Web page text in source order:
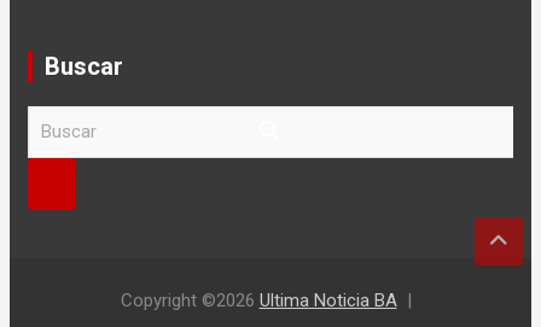
Buscar
s
Copyright ©2026 Ultima Noticia BA